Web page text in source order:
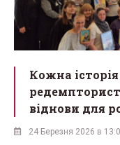
Кожна
віднови для
24 Березня 2026 в